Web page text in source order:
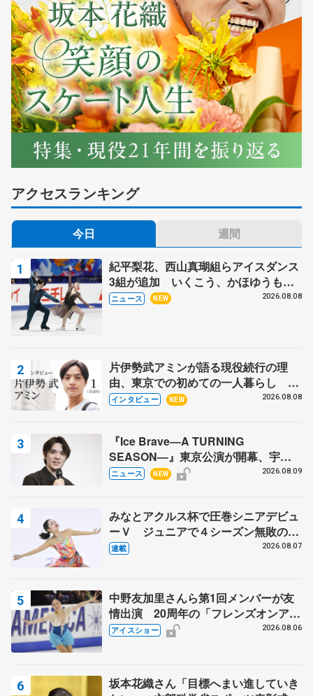
アクセスランキング
今日 週間
紀平梨花、西山真瑚組らアイスダンス
3組が追加 いくこう、かほゆうも、
木下グループ杯
ニュース NEW 2026.08.08
片伊勢武アミンが語る現役続行の理
由、東京での初めての一人暮らし 注
目スケーターの「今」に迫る
インタビュー NEW 2026.08.08
『Ice Brave―A TURNING
SEASON―』東京公演が開幕、宇野
昌磨の『Ice Brave』にかける思いを
ニュース NEW 2026.08.09
みなとアクルス杯で圧巻シニアデビュ
ーＶ ジュニアで４シーズン無敗の島
田麻央
連載 2026.08.07
中野友加里さんら第1回メンバーが友
情出演 20周年の「フレンズオンアイ
ス」 宮本賢二さん、有川梨絵さん、
アイスショー 2026.08.06
坂本花織さん「目標へまい進していき